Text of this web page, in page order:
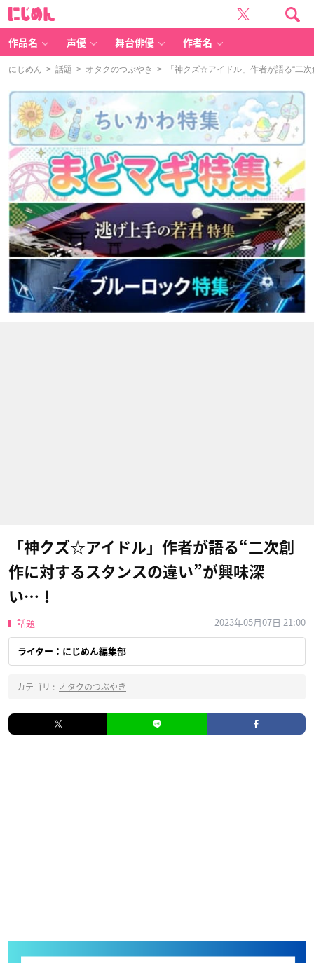
作品名 声優 舞台俳優 作者名
にじめん > 話題 > オタクのつぶやき > 「神クズ☆アイドル」作者が語る“二
「神クズ☆アイドル」作者が語る“二次創
作に対するスタンスの違い”が興味深
い…！
話題 2023年05月07日 21:00
ライター：にじめん編集部
カテゴリ : オタクのつぶやき